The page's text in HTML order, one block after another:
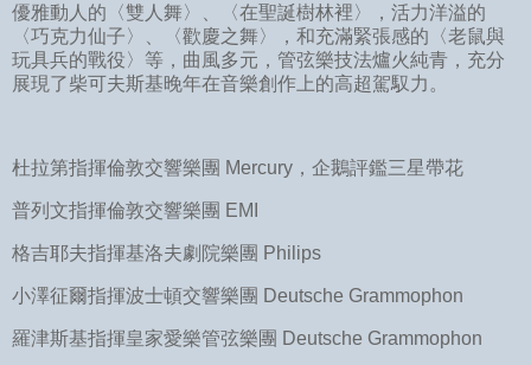
優雅動人的〈雙人舞〉、〈在聖誕樹林裡〉，活力洋溢的
〈巧克力仙子〉、〈歡慶之舞〉，和充滿緊張感的〈老鼠與
玩具兵的戰役〉等，曲風多元，管弦樂技法爐火純青，充分
展現了柴可夫斯基晚年在音樂創作上的高超駕馭力。
杜拉第指揮倫敦交響樂團 Mercury，企鵝評鑑三星帶花
普列文指揮倫敦交響樂團 EMI
格吉耶夫指揮基洛夫劇院樂團 Philips
小澤征爾指揮波士頓交響樂團 Deutsche Grammophon
羅津斯基指揮皇家愛樂管弦樂團 Deutsche Grammophon